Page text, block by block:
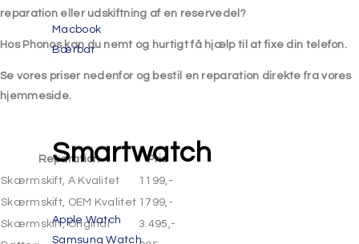
Macbook
Bærbar
Smartwatch
Apple Watch
Samsung Watch
reparation eller udskiftning af en reservedel?
Hos Phonos kan du nemt og hurtigt få hjælp til at fixe din telefon.
Se vores priser nedenfor og bestil en reparation direkte fra vores
hjemmeside.
Reparation
Pris
Skærmskift, A Kvalitet
1199,-
Skærmskift, OEM Kvalitet 1799,-
Skærmskift, Original
3.495,-